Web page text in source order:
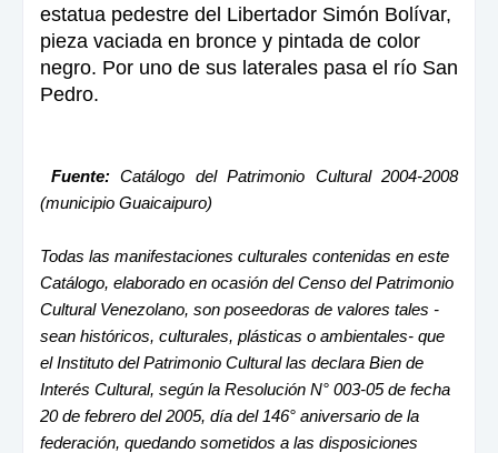
estatua pedestre del Libertador Simón Bolívar,
pieza vaciada en bronce y pintada de color
negro. Por uno de sus laterales pasa el río San
Pedro.
Fuente:Catálogo del Patrimonio Cultural 2004-2008
(municipio Guaicaipuro)
Todas las manifestaciones culturales contenidas en este
Catálogo, elaborado en ocasión del Censo del Patrimonio
Cultural Venezolano, son poseedoras de valores tales -
sean históricos, culturales, plásticas o ambientales- que
el Instituto del Patrimonio Cultural las declara Bien de
Interés Cultural, según la Resolución N° 003-05 de fecha
20 de febrero del 2005, día del 146° aniversario de la
federación, quedando sometidos a las disposiciones